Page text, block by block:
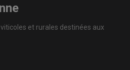
et rurales destinées aux